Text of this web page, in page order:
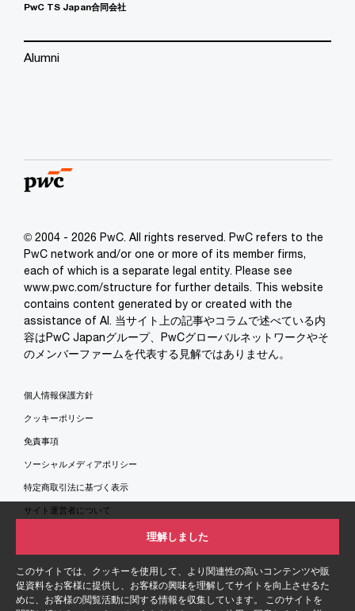
このサイトでは、クッキーを使用して、より関連性の高いコンテンツや販
促資料をお客様に提供し、お客様の興味を理解してサイトを向上させるた
めに、お客様の閲覧活動に関する情報を収集しています。 このサイトを
理解しました
PwC TS Japan合同会社
Alumni
© 2004 - 2026 PwC. All rights reserved. PwC refers to the
PwC network and/or one or more of its member firms,
each of which is a separate legal entity. Please see
www.pwc.com/structure for further details. This website
contains content generated by or created with the
assistance of AI. 当サイト上の記事やコラムで述べている内
容はPwC Japanグループ、PwCグローバルネットワークやそ
のメンバーファームを代表する見解ではありません。
個人情報保護方針
クッキーポリシー
免責事項
ソーシャルメディアポリシー
特定商取引法に基づく表示
サイト運営者について